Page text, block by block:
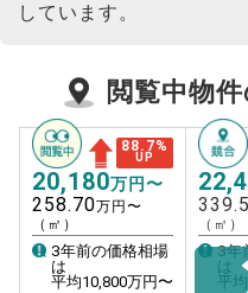
しています。
閲覧中物
88.7%
UP
20,180万円〜
258.70万円〜
（㎡）
3年前の価格相場
は
平均10,800万円〜
（㎡）
3年
は
平均